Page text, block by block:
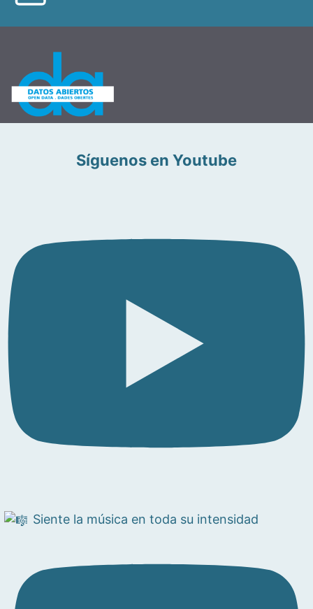
Síguenos en Youtube
Siente la música en toda su intensidad